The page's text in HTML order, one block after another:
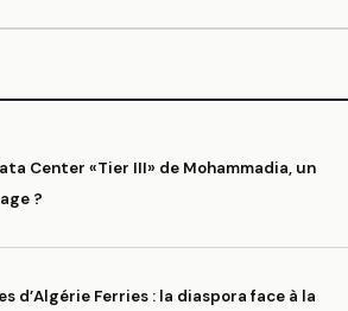
Center «Tier III» de Mohammadia, un
?
d’Algérie Ferries : la diaspora face à la